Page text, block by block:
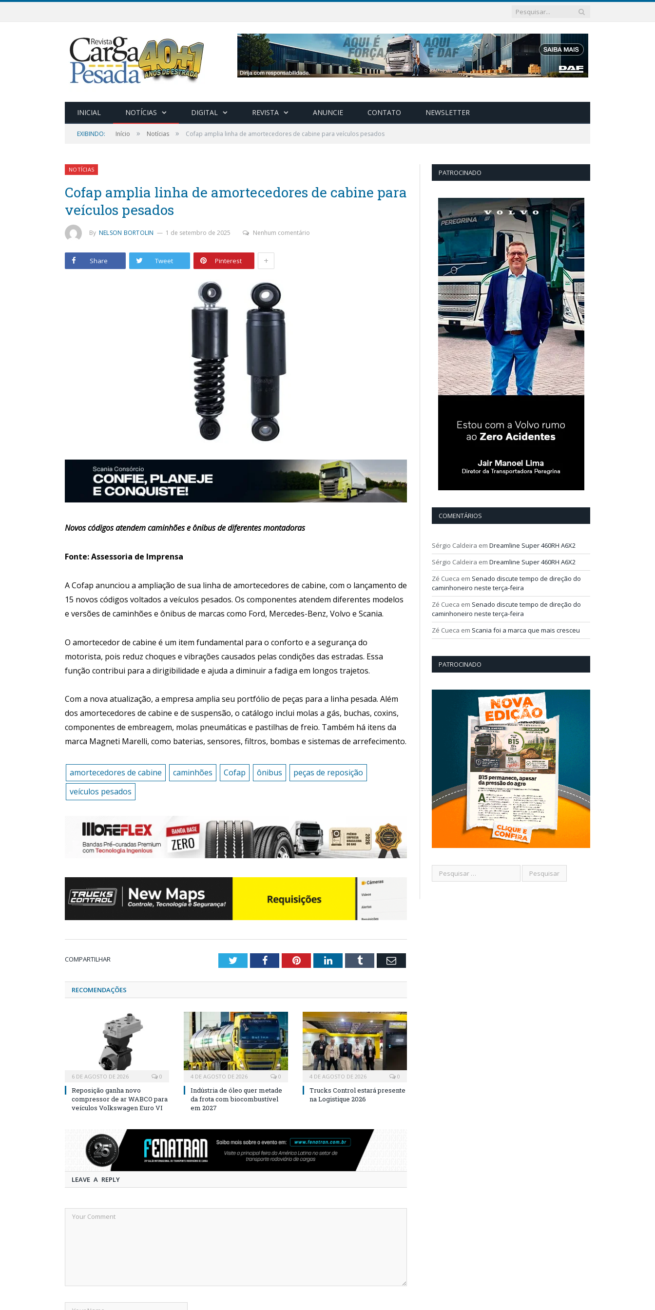
INICIAL NOTÍCIAS DIGITAL REVISTA ANUNCIE CONTATO NEWSLETTER
EXIBINDO: Início » Notícias » Cofap amplia linha de amortecedores de cabine para veículos pesados
NOTÍCIAS
Cofap amplia linha de amortecedores de cabine para
veículos pesados
By NELSON BORTOLIN 1 de setembro de 2025 Nenhum comentário
Share Tweet Pinterest +
Novos códigos atendem caminhões e ônibus de diferentes montadoras
Fonte: Assessoria de Imprensa
A Cofap anunciou a ampliação de sua linha de amortecedores de cabine, com o lançamento de
15 novos códigos voltados a veículos pesados. Os componentes atendem diferentes modelos
e versões de caminhões e ônibus de marcas como Ford, Mercedes-Benz, Volvo e Scania.
O amortecedor de cabine é um item fundamental para o conforto e a segurança do
motorista, pois reduz choques e vibrações causados pelas condições das estradas. Essa
função contribui para a dirigibilidade e ajuda a diminuir a fadiga em longos trajetos.
Com a nova atualização, a empresa amplia seu portfólio de peças para a linha pesada. Além
dos amortecedores de cabine e de suspensão, o catálogo inclui molas a gás, buchas, coxins,
componentes de embreagem, molas pneumáticas e pastilhas de freio. Também há itens da
marca Magneti Marelli, como baterias, sensores, filtros, bombas e sistemas de arrefecimento.
amortecedores de cabine caminhões Cofap ônibus
peças de reposição
veículos pesados
COMPARTILHAR TwitterFacebookPinterestLinkedInTumblr Email
RECOMENDAÇÕES
6 DE AGOSTO DE 2026 0
Reposição ganha novo
compressor de ar WABCO para
veículos Volkswagen Euro VI
4 DE AGOSTO DE 2026 0
Indústria de óleo quer metade
da frota com biocombustível
em 2027
4 DE AGOSTO DE 2026 0
Trucks Control estará presente
na Logistique 2026
LEAVE A REPLY
PATROCINADO
COMENTÁRIOS
Sérgio Caldeira em Dreamline Super 460RH A6X2
Sérgio Caldeira em Dreamline Super 460RH A6X2
Zé Cueca em Senado discute tempo de direção do
caminhoneiro neste terça-feira
Zé Cueca em Senado discute tempo de direção do
caminhoneiro neste terça-feira
Zé Cueca em Scania foi a marca que mais cresceu
PATROCINADO